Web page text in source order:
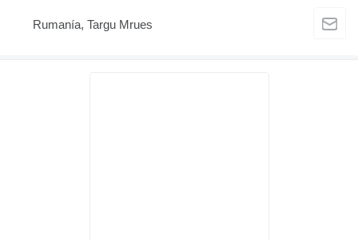
Rumanía, Targu Mrues